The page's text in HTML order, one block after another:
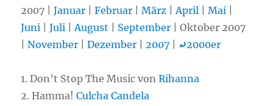
2007 |Januar |Februar |März |April |Mai
Juni |Juli |August September | Oktober 2007
|November |Dezember |2007 ⤾2000er
1.Don’t Stop The Music vonRihanna
2.Hamma!Culcha Candela